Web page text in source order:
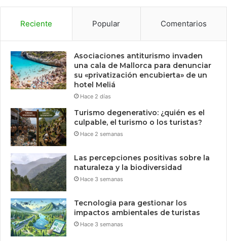
Reciente Popular Comentarios
Asociaciones antiturismo invaden
una cala de Mallorca para denunciar
su «privatización encubierta» de un
hotel Meliá
Hace 2 días
Turismo degenerativo: ¿quién es el
culpable, el turismo o los turistas?
Hace 2 semanas
Las percepciones positivas sobre la
naturaleza y la biodiversidad
Hace 3 semanas
Tecnologia para gestionar los
impactos ambientales de turistas
Hace 3 semanas